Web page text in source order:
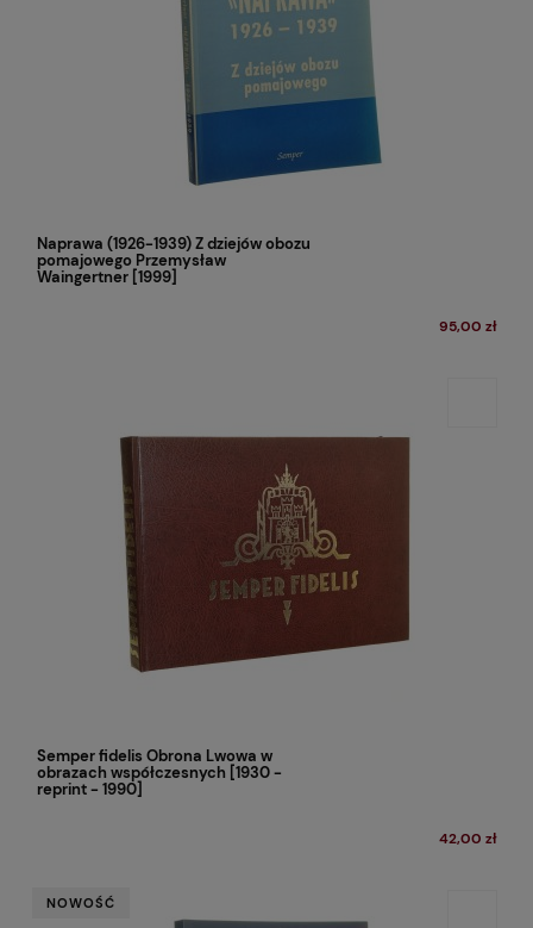
Naprawa (1926-1939) Z dziejów obozu
pomajowego Przemysław
Waingertner [1999]
95,00 zł
Semper fidelis Obrona Lwowa w
obrazach współczesnych [1930 -
reprint - 1990]
42,00 zł
NOWOŚĆ